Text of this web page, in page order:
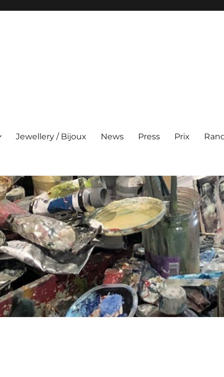
Jewellery / Bijoux News Press Prix